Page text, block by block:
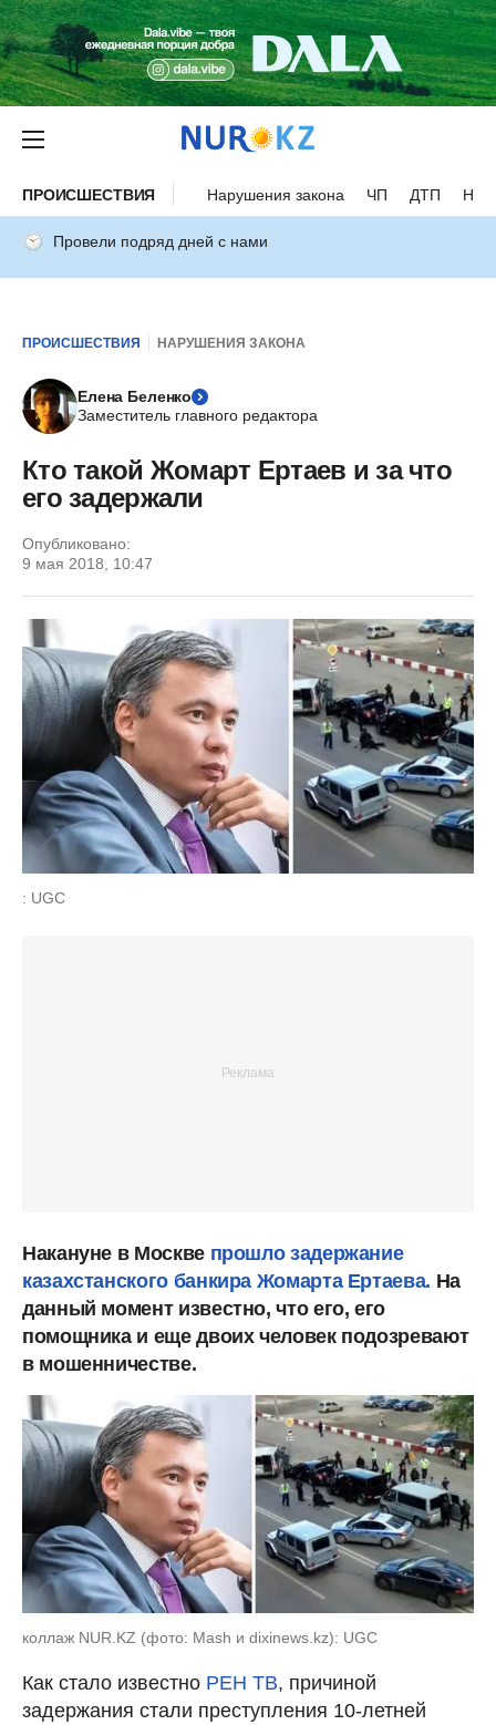
ПРОИСШЕСТВИЯ Нарушения закона ЧП ДТП
Провели подряд дней с нами
ПРОИСШЕСТВИЯ НАРУШЕНИЯ ЗАКОНА
Елена Беленко
Заместитель главного редактора
Кто такой Жомарт Ертаев и за что
его задержали
Опубликовано:
9 мая 2018, 10:47
: UGC
Накануне в Москве прошло задержание
казахстанского банкира Жомарта Ертаева. На
данный момент известно, что его, его
помощника и еще двоих человек подозревают
в мошенничестве.
коллаж NUR.KZ (фото: Mash и dixinews.kz): UGC
Как стало известно РЕН ТВ, причиной
задержания стали преступления 10-летней